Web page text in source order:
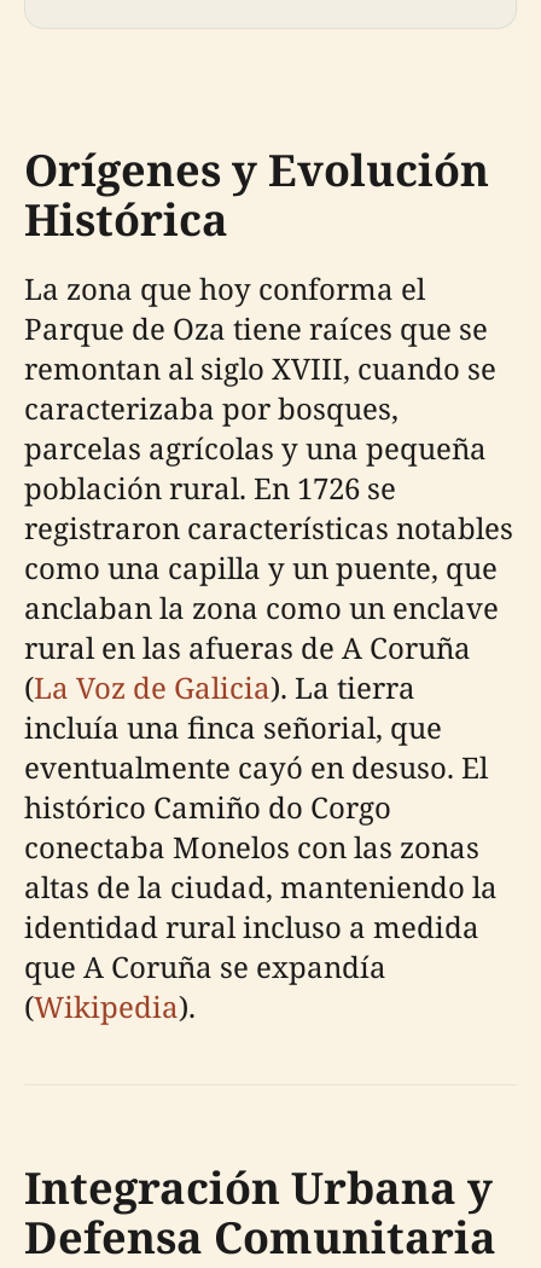
Orígenes y Evolución
Histórica
La zona que hoy conforma el
Parque de Oza tiene raíces que se
remontan al siglo XVIII, cuando se
caracterizaba por bosques,
parcelas agrícolas y una pequeña
población rural. En 1726 se
registraron características notables
como una capilla y un puente, que
anclaban la zona como un enclave
rural en las afueras de A Coruña
(La Voz de Galicia). La tierra
incluía una finca señorial, que
eventualmente cayó en desuso. El
histórico Camiño do Corgo
conectaba Monelos con las zonas
altas de la ciudad, manteniendo la
identidad rural incluso a medida
que A Coruña se expandía
(Wikipedia).
Integración Urbana y
Defensa Comunitaria